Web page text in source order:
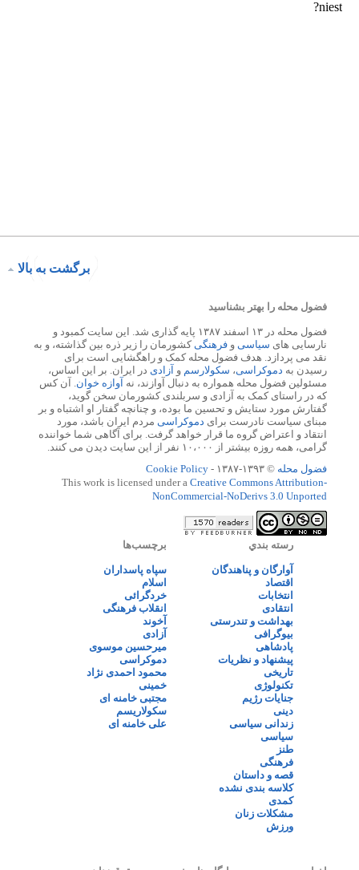
برگشت به بالا
فضول محله را بهتر بشناسید
فضول محله در ۱۳ اسفند ۱۳۸۷ پایه گذاری شد. این سایت کمبود و
نارسایی های سیاسی و فرهنگی کشورمان را زیر ذره بین گذاشته، و به
نقد می پردازد. هدف فضول محله کمک و راهگشایی است برای
رسیدن به دموکراسی، سکولارسم و آزادی در ایران. بر این اساس،
مسئولین فضول محله همواره به دنبال آوازند، نه آوازه خوان . آن کس
که در راستای کمک به آزادی و سربلندی کشورمان سخن گوید،
گفتارش مورد ستایش و تحسین ما بوده، و چنانچه گفتار او اشتباه و بر
مبنای سیاست نادرست برای دموکراسی مردم ایران باشد، مورد
انتقاد و اعتراض گروه ما قرار خواهد گرفت. برای آگاهی شما خواننده
گرامی، همه روزه بیشتر از ۱۰،۰۰۰ نفر از این سایت دیدن می کنند.
فضول محله © ۱۳۹۳-۱۳۸۷ -
Cookie Policy
This work is licensed under a Creative Commons Attribution-
NonCommercial-NoDerivs 3.0 Unported
رسته بندي
آوارگان و پناهندگان
اقتصاد
انتخابات
انتقادی
بهداشت و تندرستی
بیوگرافی
پادشاهی
پیشنهاد و نظریات
تاریخی
تکنولوژی
جنایات رژیم
دینی
زندانی سیاسی
سیاسی
طنز
فرهنگی
قصه و داستان
کلاسه بندی نشده
کمدی
مشکلات زنان
ورزش
برچسب‌ها
سپاه پاسداران
اسلام
خردگرائی
انقلاب فرهنگی
آخوند
آزادی
میرحسین موسوی
دموکراسی
محمود احمدی نژاد
خمینی
مجتبی خامنه ای
سکولاریسم
علی خامنه ای